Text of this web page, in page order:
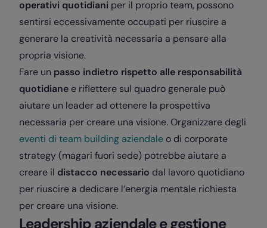
operativi quotidiani per il proprio team, possono
sentirsi eccessivamente occupati per riuscire a
generare la creatività necessaria a pensare alla
propria visione.
Fare un passo indietro rispetto alle responsabilità
quotidiane e riflettere sul quadro generale può
aiutare un leader ad ottenere la prospettiva
necessaria per creare una visione. Organizzare degli
eventi di team building aziendale o di corporate
strategy (magari fuori sede) potrebbe aiutare a
creare il distacco necessario dal lavoro quotidiano
per riuscire a dedicare l’energia mentale richiesta
per creare una visione.
Leadership aziendale e gestione